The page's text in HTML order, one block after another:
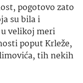
pogotovo zato
su bila i
velikoj meri
poput Krleže,
tih nekih